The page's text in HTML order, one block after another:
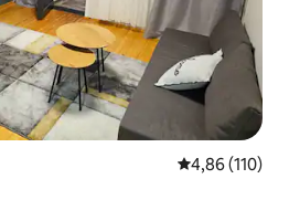
Средна
4,86 (110)